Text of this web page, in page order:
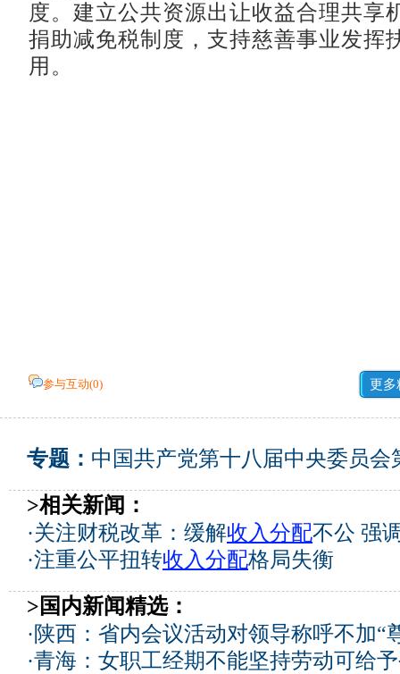
度。建立公共资源出让收益合理共享
捐助减免税制度，支持慈善事业发挥
用。
参与互动(0) 更多
专题： 中国共产党第十八届中央委员会
>相关新闻：
·关注财税改革：缓解收入分配不公 强
·注重公平扭转收入分配格局失衡
>国内新闻精选：
· 陕西：省内会议活动对领导称呼不加“
·青海：女职工经期不能坚持劳动可给